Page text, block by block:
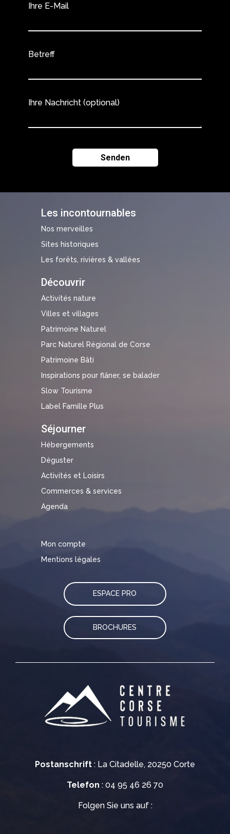
Postanschrift : La Citadelle, 20250 Corte
Telefon : 04 95 46 26 70
Folgen Sie uns auf :
Les incontournables
Nos merveilles
Sites historiques
Les forêts, rivières & vallées
Découvrir
Activités nature
Villes et villages
Patrimoine Naturel
Parc Naturel Régional de Corse
Patrimoine Bâti
Inspirations pour flâner, se balader
Slow Tourisme
Label Famille Plus
Séjourner
Hébergements
Déguster
Activités et Loisirs
Commerces & services
Agenda
Mon compte
Mentions légales
ESPACE PRO
BROCHURES
Ihre E-Mail
Betreff
Ihre Nachricht (optional)